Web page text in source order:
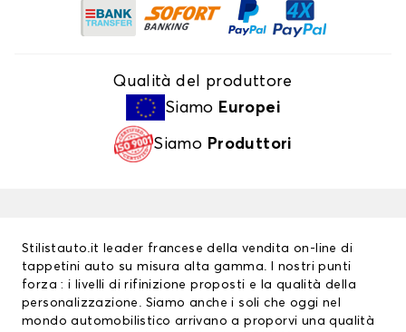
Qualità del produttore
Siamo Europei
Siamo Produttori
Stilistauto.it leader francese della vendita on-line di
tappetini auto su misura alta gamma. I nostri punti
forza : i livelli di rifinizione proposti e la qualità della
personalizzazione. Siamo anche i soli che oggi nel
mondo automobilistico arrivano a proporvi una qualità